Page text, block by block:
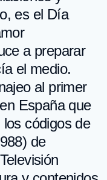
es el Día
a preparar
el medio.
al primer
España que
códigos de
de